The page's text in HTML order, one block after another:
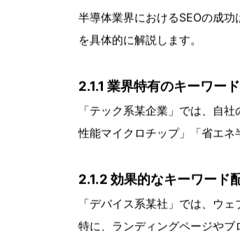
このように、SEOは半導体関
主要なSEO戦略とその
2.1 キーワード戦略の構築